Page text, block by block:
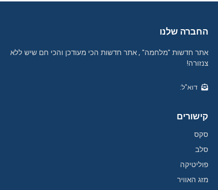
החברה שלנו
אתר חדשות "מלחמה" , אתר חדשות הכי מעודכן והכי חם שיש ללא
צנזורה!
דוא"ל:
קישורים
סקס
סלב
פוליטיקה
מזג האוויר